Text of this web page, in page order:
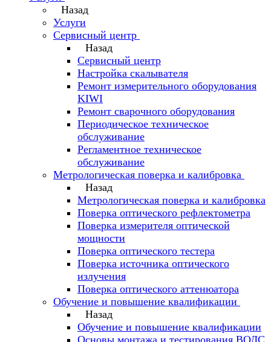
Назад
Услуги
Сервисный центр
Назад
Сервисный центр
Настройка скалывателя
Ремонт измерительного оборудования
KIWI
Ремонт сварочного оборудования
Периодическое техническое
обслуживание
Регламентное техническое
обслуживание
Метрологическая поверка и калибровка
Назад
Метрологическая поверка и калибровка
Поверка оптического рефлектометра
Поверка измерителя оптической
мощности
Поверка оптического тестера
Поверка источника оптического
излучения
Поверка оптического аттенюатора
Обучение и повышение квалификации
Назад
Обучение и повышение квалификации
Основы монтажа и тестирования ВОЛС